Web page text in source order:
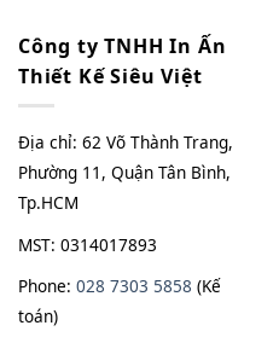
Công ty TNHH In Ấn
Thiết Kế Siêu Việt
Địa chỉ: 62 Võ Thành Trang,
Phường 11, Quận Tân Bình,
Tp.HCM
MST: 0314017893
Phone: 028 7303 5858 (Kế
toán)